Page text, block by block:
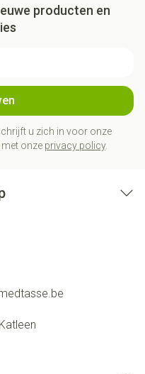
producten en
u zich in voor onze
onze privacy policy.